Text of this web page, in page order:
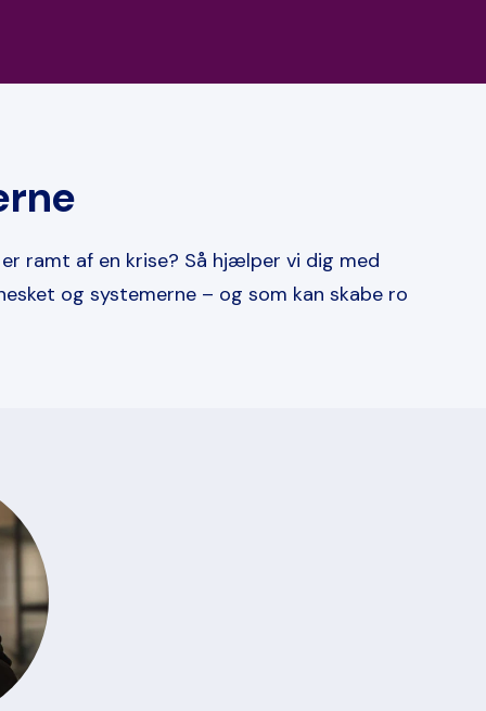
ramt af en krise? Så hjælper vi dig med
og systemerne – og som kan skabe ro